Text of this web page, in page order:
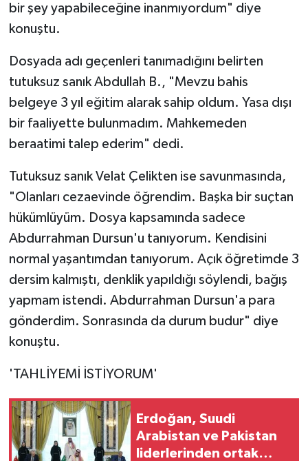
bir şey yapabileceğine inanmıyordum" diye
konuştu.
Dosyada adı geçenleri tanımadığını belirten
tutuksuz sanık Abdullah B., "Mevzu bahis
belgeye 3 yıl eğitim alarak sahip oldum. Yasa dışı
bir faaliyette bulunmadım. Mahkemeden
beraatimi talep ederim" dedi.
Tutuksuz sanık Velat Çelikten ise savunmasında,
"Olanları cezaevinde öğrendim. Başka bir suçtan
hükümlüyüm. Dosya kapsamında sadece
Abdurrahman Dursun'u tanıyorum. Kendisini
normal yaşantımdan tanıyorum. Açık öğretimde 3
dersim kalmıştı, denklik yapıldığı söylendi, bağış
yapmam istendi. Abdurrahman Dursun'a para
gönderdim. Sonrasında da durum budur" diye
konuştu.
'TAHLİYEMİ İSTİYORUM'
Erdoğan, Suudi
Arabistan ve Pakistan
liderlerinden ortak